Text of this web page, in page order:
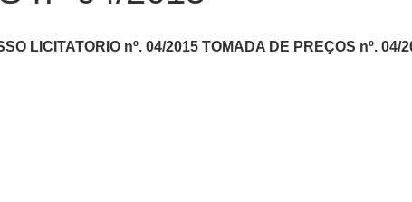
LICITATORIO nº. 04/2015 TOMADA DE PREÇOS nº. 04/